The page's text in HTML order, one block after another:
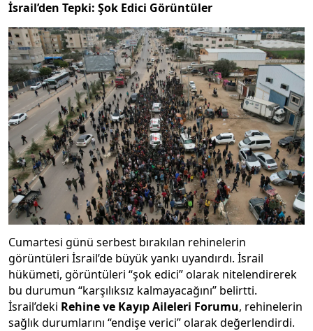
İsrail’den Tepki: Şok Edici Görüntüler
Cumartesi günü serbest bırakılan rehinelerin
görüntüleri İsrail’de büyük yankı uyandırdı. İsrail
hükümeti, görüntüleri “şok edici” olarak nitelendirerek
bu durumun “karşılıksız kalmayacağını” belirtti.
İsrail’deki Rehine ve Kayıp Aileleri Forumu, rehinelerin
sağlık durumlarını “endişe verici” olarak değerlendirdi.